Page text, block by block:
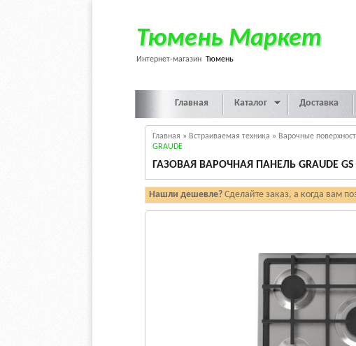
Тюмень Маркет
Интернет-магазин Тюмень
Главная Каталог Доставка
Главная » Встраиваемая техника » Варочные
GRAUDE
ГАЗОВАЯ ВАРОЧНАЯ ПАНЕЛЬ GRAUDE GS
Нашли дешевле? Сделайте заказ, а когда вам